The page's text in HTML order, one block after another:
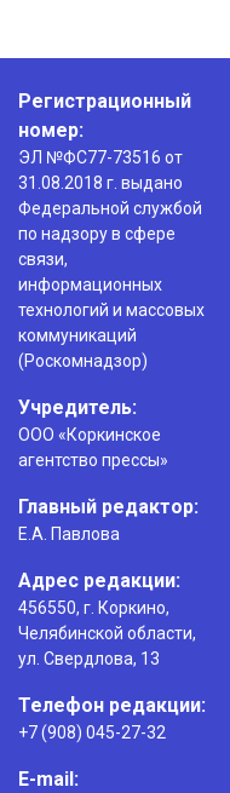
Регистрационный
номер:
ЭЛ №ФС77-73516 от
31.08.2018 г. выдано
Федеральной службой
по надзору в сфере
связи,
информационных
технологий и массовых
коммуникаций
(Роскомнадзор)
Учредитель:
ООО «Коркинское
агентство прессы»
Главный редактор:
Е.А. Павлова
Адрес редакции:
456550, г. Коркино,
Челябинской области,
ул. Свердлова, 13
Телефон редакции:
+7 (908) 045-27-32
E-mail: